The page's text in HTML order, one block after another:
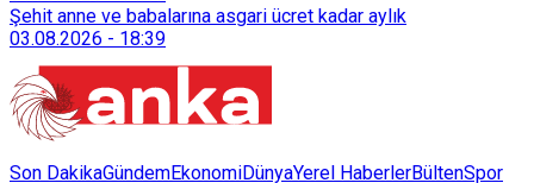
128 bokaşi kompost eğitimi düzenleyerek İzmirlileri
sürdürülebilir atık yönetimi sistemine dahil etti.
Şehit anne ve babalarına asgari ücret kadar aylık
03.08.2026 - 18:39
Son DakikaGündemEkonomiDünyaYerel HaberlerBültenSpor